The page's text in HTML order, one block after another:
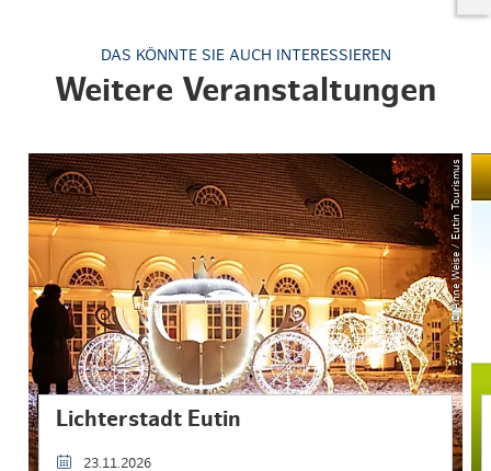
DAS KÖNNTE SIE AUCH INTERESSIEREN
Weitere Veranstaltungen
© Anne Weise / Eutin Tourismus
Lichterstadt Eutin
23.11.2026